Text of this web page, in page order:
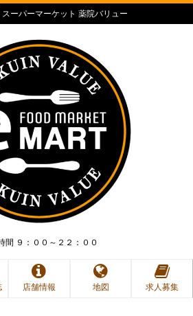
ーパーマーケット 薬院バリュー
間 ９：００～２２：００
店舗情報 地図 求人募集